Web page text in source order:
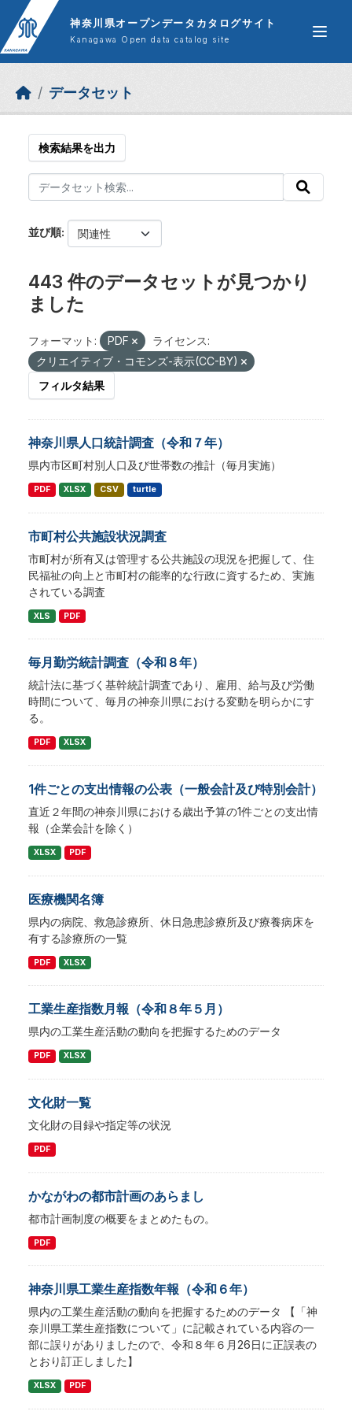
Skip to main content
神奈川県オープンデータカタログサイト
Kanagawa Open data catalog site
データセット
検索結果を出力
並び順
443 件のデータセットが見つかり
ました
フォーマット: PDF
ライセンス:
クリエイティブ・コモンズ-表示(CC-BY)
フィルタ結果
神奈川県人口統計調査（令和７年）
県内市区町村別人口及び世帯数の推計（毎月実施）
PDF XLSX CSV turtle
市町村公共施設状況調査
市町村が所有又は管理する公共施設の現況を把握して、住
民福祉の向上と市町村の能率的な行政に資するため、実施
されている調査
XLS PDF
毎月勤労統計調査（令和８年）
統計法に基づく基幹統計調査であり、雇用、給与及び労働
時間について、毎月の神奈川県における変動を明らかにす
る。
PDF XLSX
1件ごとの支出情報の公表（一般会計及び特別会計）
直近２年間の神奈川県における歳出予算の1件ごとの支出情
報（企業会計を除く）
XLSX PDF
医療機関名簿
県内の病院、救急診療所、休日急患診療所及び療養病床を
有する診療所の一覧
PDF XLSX
工業生産指数月報（令和８年５月）
県内の工業生産活動の動向を把握するためのデータ
PDF XLSX
文化財一覧
文化財の目録や指定等の状況
PDF
かながわの都市計画のあらまし
都市計画制度の概要をまとめたもの。
PDF
神奈川県工業生産指数年報（令和６年）
県内の工業生産活動の動向を把握するためのデータ 【「神
奈川県工業生産指数について」に記載されている内容の一
部に誤りがありましたので、令和８年６月26日に正誤表の
とおり訂正しました】
XLSX PDF